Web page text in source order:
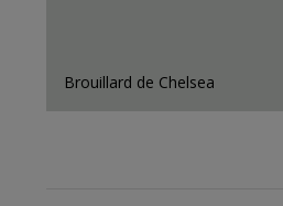
Brouillard de Chelsea